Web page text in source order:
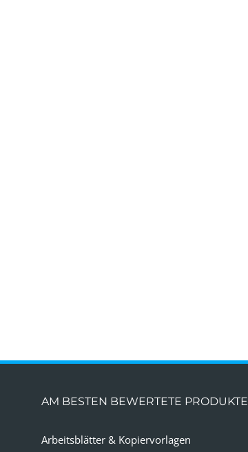
AM BESTEN BEWERTETE PRODUKTE
Arbeitsblätter & Kopiervorlagen